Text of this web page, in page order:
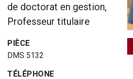
de doctorat en gestion,
Professeur titulaire
PIÈCE
DMS 5132
TÉLÉPHONE